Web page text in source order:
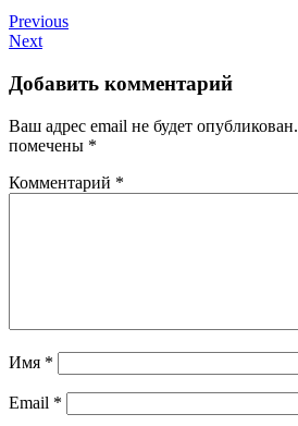
Previous
Next
Добавить комментарий
Ваш адрес email не будет опубликован.
помечены *
Комментарий *
Имя *
Email *